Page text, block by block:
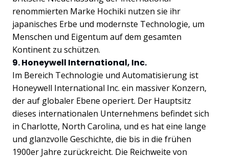
renommierten Marke Hochiki nutzen sie ihr
japanisches Erbe und modernste Technologie, um
Menschen und Eigentum auf dem gesamten
Kontinent zu schützen.
9. Honeywell International, Inc.
Im Bereich Technologie und Automatisierung ist
Honeywell International Inc. ein massiver Konzern,
der auf globaler Ebene operiert. Der Hauptsitz
dieses internationalen Unternehmens befindet sich
in Charlotte, North Carolina, und es hat eine lange
und glanzvolle Geschichte, die bis in die frühen
1900er Jahre zurückreicht. Die Reichweite von